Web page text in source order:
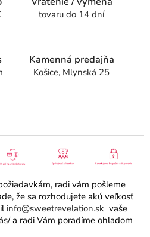
tovaru do 14 dní
Kamenná predajňa
Košice, Mlynská 25
radi vám pošleme
že sa rozhodujete akú veľkosť
info@sweetrevelation.sk vaše
a radi Vám poradíme ohľadom